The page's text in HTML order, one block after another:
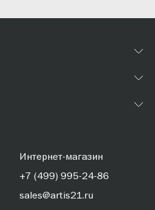
Интернет-магазин
+7 (499) 995-24-86
sales@artis21.ru